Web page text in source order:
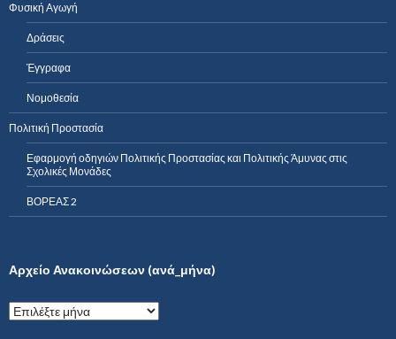
Φυσική Αγωγή
Δράσεις
Έγγραφα
Νομοθεσία
Πολιτική Προστασία
Εφαρμογή οδηγιών Πολιτικής Προστασίας και Πολιτικής Άμυνας στις
Σχολικές Μονάδες
ΒΟΡΕΑΣ 2
Αρχείο Ανακοινώσεων (ανά_μήνα)
Α
ρ